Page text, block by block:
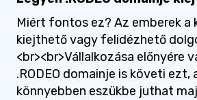
Miért fontos ez? Az emberek a
kiejthető vagy felidézhető
<br><br>Vállalkozása előnyére
.RODEO domainje is követi ezt,
könnyebben eszükbe juthat